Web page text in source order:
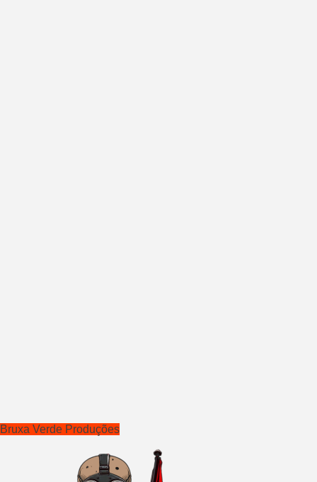
Bruxa Verde Produções